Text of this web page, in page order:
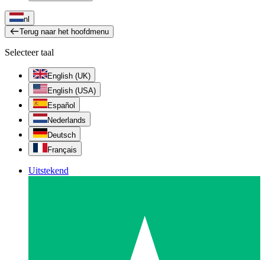
nl
Terug naar het hoofdmenu
Selecteer taal
English (UK)
English (USA)
Español
Nederlands
Deutsch
Français
Uitstekend